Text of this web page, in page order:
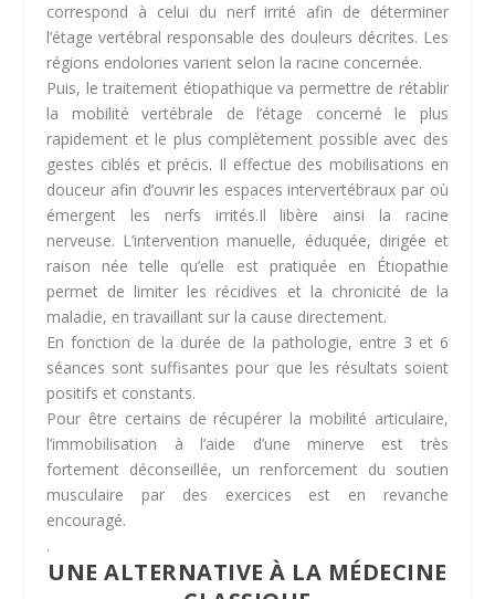
correspond à celui du nerf irrité afin de déterminer
l’étage vertébral responsable des douleurs décrites. Les
régions endolories varient selon la racine concernée.
Puis, le traitement étiopathique va permettre de rétablir
la mobilité vertébrale de l’étage concerné le plus
rapidement et le plus complètement possible avec des
gestes ciblés et précis. Il effectue des mobilisations en
douceur afin d’ouvrir les espaces intervertébraux par où
émergent les nerfs irrités.Il libère ainsi la racine
nerveuse. L’intervention manuelle, éduquée, dirigée et
raison née telle qu’elle est pratiquée en Étiopathie
permet de limiter les récidives et la chronicité de la
maladie, en travaillant sur la cause directement.
En fonction de la durée de la pathologie, entre 3 et 6
séances sont suffisantes pour que les résultats soient
positifs et constants.
Pour être certains de récupérer la mobilité articulaire,
l’immobilisation à l’aide d’une minerve est très
fortement déconseillée, un renforcement du soutien
musculaire par des exercices est en revanche
encouragé.
.
UNE ALTERNATIVE À LA MÉDECINE